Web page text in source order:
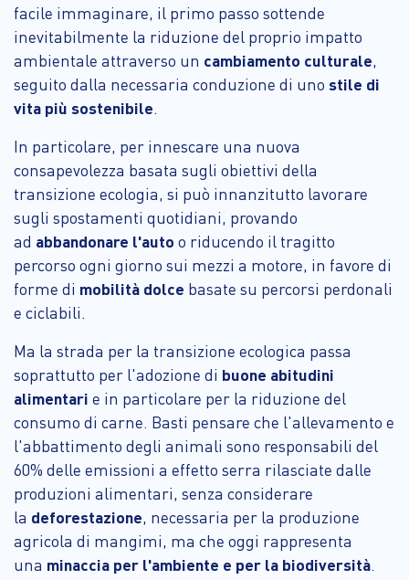
facile immaginare, il primo passo sottende
inevitabilmente la riduzione del proprio impatto
ambientale attraverso un cambiamento culturale,
seguito dalla necessaria conduzione di uno stile di
vita più sostenibile.
In particolare, per innescare una nuova
consapevolezza basata sugli obiettivi della
transizione ecologia, si può innanzitutto lavorare
sugli spostamenti quotidiani, provando
ad abbandonare l'auto o riducendo il tragitto
percorso ogni giorno sui mezzi a motore, in favore di
forme di mobilità dolce basate su percorsi perdonali
e ciclabili.
Ma la strada per la transizione ecologica passa
soprattutto per l'adozione di buone abitudini
alimentari e in particolare per la riduzione del
consumo di carne. Basti pensare che l'allevamento e
l'abbattimento degli animali sono responsabili del
60% delle emissioni a effetto serra rilasciate dalle
produzioni alimentari, senza considerare
la deforestazione, necessaria per la produzione
agricola di mangimi, ma che oggi rappresenta
una minaccia per l'ambiente e per la biodiversità.